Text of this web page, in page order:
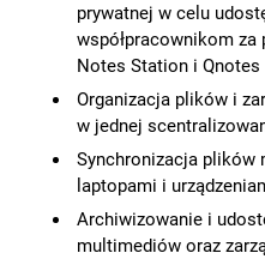
prywatnej w celu
współpracownikom
Notes Station i Qnotes
Organizacja plików i
w jednej
Synchronizacja plików
laptopami i
Archiwizowanie i
multimediów oraz